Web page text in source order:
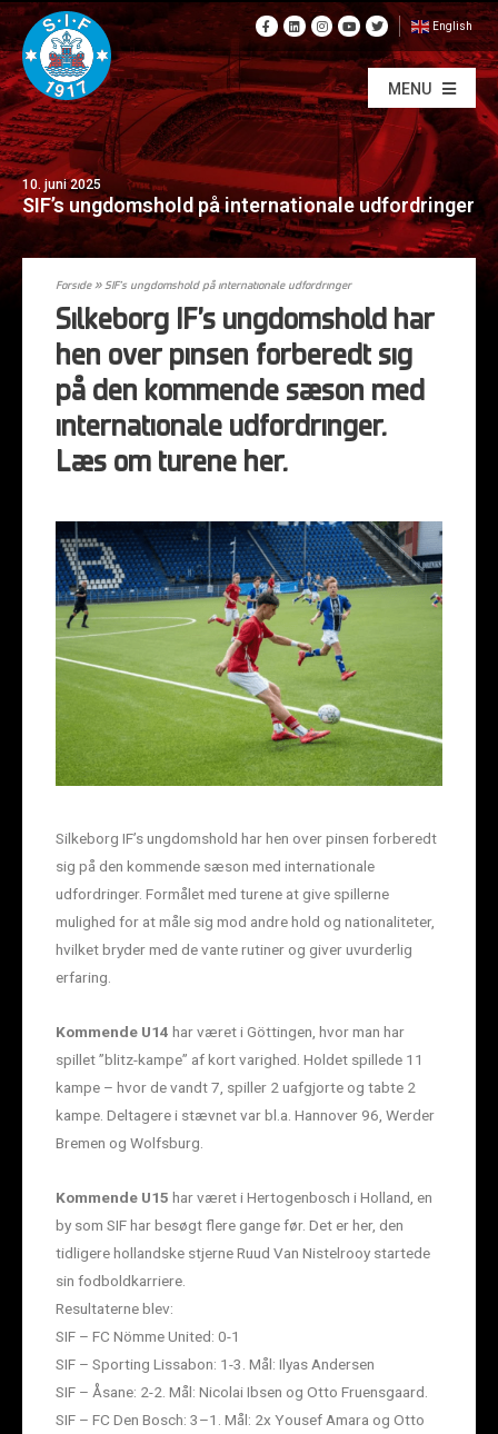
English
MENU
10. juni 2025
SIF’s ungdomshold på internationale udfordringer
Forside»SIF’s ungdomshold på internationale udfordringer
Silkeborg IF’s ungdomshold har
hen over pinsen forberedt sig
på den kommende sæson med
internationale udfordringer.
Læs om turene her.
Silkeborg IF’s ungdomshold har hen over pinsen forberedt
sig på den kommende sæson med internationale
udfordringer. Formålet med turene at give spillerne
mulighed for at måle sig mod andre hold og nationaliteter,
hvilket bryder med de vante rutiner og giver uvurderlig
erfaring.
Kommende U14 har været i Göttingen, hvor man har
spillet ”blitz-kampe” af kort varighed. Holdet spillede 11
kampe – hvor de vandt 7, spiller 2 uafgjorte og tabte 2
kampe. Deltagere i stævnet var bl.a. Hannover 96, Werder
Bremen og Wolfsburg.
Kommende U15 har været i Hertogenbosch i Holland, en
by som SIF har besøgt flere gange før. Det er her, den
tidligere hollandske stjerne Ruud Van Nistelrooy startede
sin fodboldkarriere.
Resultaterne blev:
SIF – FC Nömme United: 0-1
SIF – Sporting Lissabon: 1-3. Mål: Ilyas Andersen
SIF – Åsane: 2-2. Mål: Nicolai Ibsen og Otto Fruensgaard.
SIF – FC Den Bosch: 3–1. Mål: 2x Yousef Amara og Otto